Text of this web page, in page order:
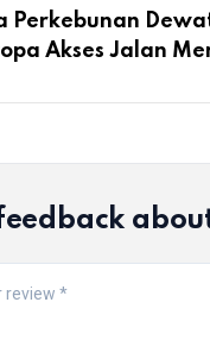
Perkebunan
Akses Jalan